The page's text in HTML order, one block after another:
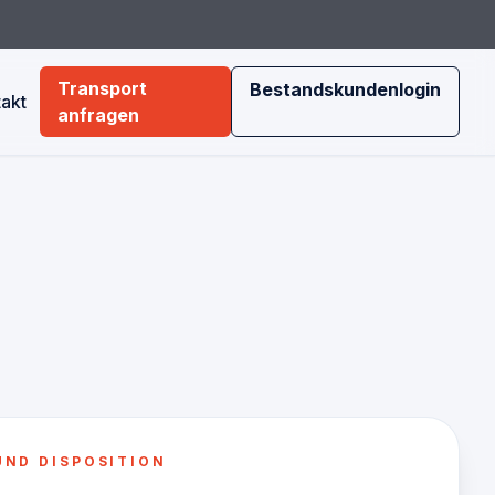
Transport
anfragen
Bestandskundenlogin
DISPOSITION